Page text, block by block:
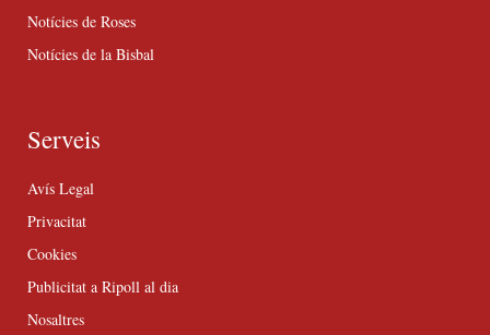
Notícies de Roses
Notícies de la Bisbal
Serveis
Avís Legal
Privacitat
Cookies
Publicitat a Ripoll al dia
Nosaltres